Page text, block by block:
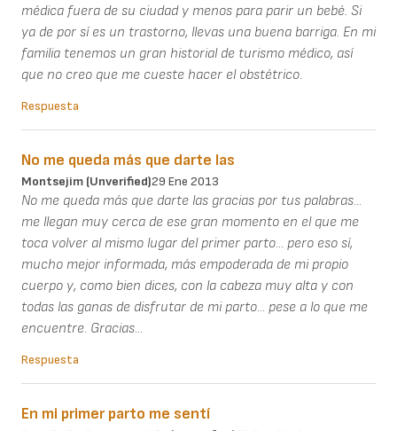
médica fuera de su ciudad y menos para parir un bebé. Si
ya de por sí es un trastorno, llevas una buena barriga. En mi
familia tenemos un gran historial de turismo médico, así
que no creo que me cueste hacer el obstétrico.
Respuesta
No me queda más que darte las
Montsejim (unverified)29 Ene 2013
No me queda más que darte las gracias por tus palabras...
me llegan muy cerca de ese gran momento en el que me
toca volver al mismo lugar del primer parto... pero eso sí,
mucho mejor informada, más empoderada de mi propio
cuerpo y, como bien dices, con la cabeza muy alta y con
todas las ganas de disfrutar de mi parto... pese a lo que me
encuentre. Gracias...
Respuesta
En mi primer parto me sentí